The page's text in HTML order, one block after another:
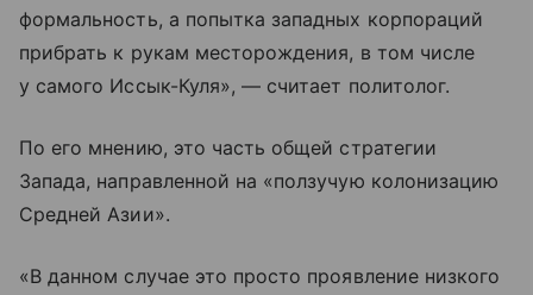
формальность, а попытка западных корпораций
прибрать к рукам месторождения, в том числе
у самого Иссык-Куля», — считает политолог.
По его мнению, это часть общей стратегии
Запада, направленной на «ползучую колонизацию
Средней Азии».
«В данном случае это просто проявление низкого